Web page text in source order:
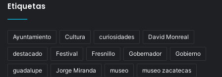
Etiquetas
Ayuntamiento Cultura curiosidades David Monreal
destacado Festival Fresnillo Gobernador Gobierno
guadalupe Jorge Miranda museo museo zacatecas